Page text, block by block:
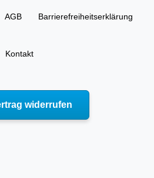
AGB Barrierefreiheitserklärung
Kontakt
widerrufen